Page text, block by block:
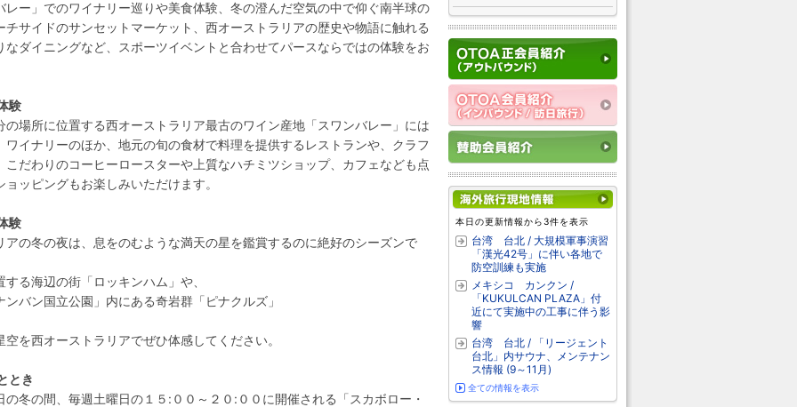
ー」でのワイナリー巡りや美食体験、冬の澄んだ空気の中で仰ぐ南半球の
サイドのサンセットマーケット、西オーストラリアの歴史や物語に触れる
ダイニングなど、スポーツイベントと合わせてパースならではの体験をお
験
場所に位置する西オーストラリア最古のワイン産地「スワンバレー」には
イナリーのほか、地元の旬の食材で料理を提供するレストランや、クラフ
だわりのコーヒーロースターや上質なハチミツショップ、カフェなども点
ッピングもお楽しみいただけます。
験
の冬の夜は、息をのむような満天の星を鑑賞するのに絶好のシーズンで
る海辺の街「ロッキンハム」や、
バン国立公園」内にある奇岩群「ピナクルズ」
を西オーストラリアでぜひ体感してください。
とき
冬の間、毎週土曜日の１５:００～２０:００に開催される「スカボロー・
本日の更新情報から3件を表示
台湾 台北 / 大規模軍事演習
「漢光42号」に伴い各地で
防空訓練も実施
メキシコ カンクン /
「KUKULCAN PLAZA」付
近にて実施中の工事に伴う影
響
台湾 台北 / 「リージェント
台北」内サウナ、メンテナン
ス情報 (9～11月)
全ての情報を表示